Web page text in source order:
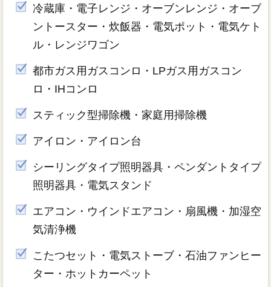
冷蔵庫・電子レンジ・オーブンレンジ・オーブ
ントースター・炊飯器・電気ポット・電気ケト
ル・レンジワゴン
都市ガス用ガスコンロ・LPガス用ガスコン
ロ・IHコンロ
スティック型掃除機・家庭用掃除機
アイロン・アイロン台
シーリングタイプ照明器具・ペンダントタイプ
照明器具・電気スタンド
エアコン・ウインドエアコン・扇風機・加湿空
気清浄機
こたつセット・電気ストーブ・石油ファンヒー
ター・ホットカーペット